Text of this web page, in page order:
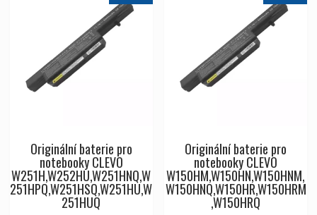
Originální baterie pro
notebooky CLEVO
W251H,W252HU,W251HNQ,W
251HPQ,W251HSQ,W251HU,W
251HUQ
Originální baterie pro
notebooky CLEVO
W150HM,W150HN,W150HNM,
W150HNQ,W150HR,W150HRM
,W150HRQ